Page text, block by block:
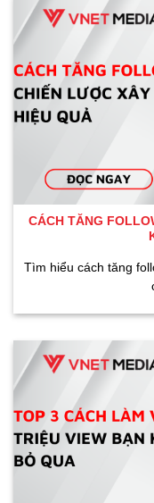
CÁCH TĂNG
Tìm hiểu cách tăng